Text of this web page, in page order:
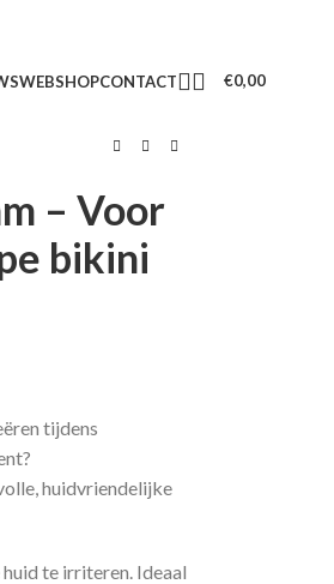
WEBSHOPCONTACT €0,00
– Voor
bikini
tijdens
huidvriendelijke
te irriteren. Ideaal